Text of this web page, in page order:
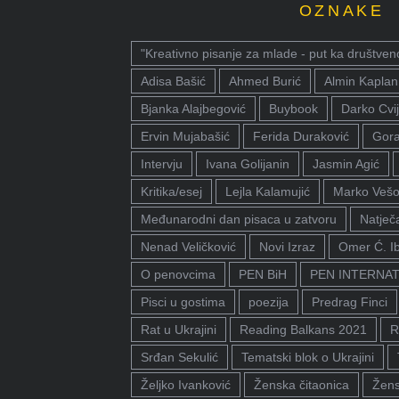
OZNAKE
"Kreativno pisanje za mlade - put ka
Adisa Bašić
Ahmed Burić
Almin Kaplan
Bjanka Alajbegović
Buybook
Darko
Ervin Mujabašić
Ferida Duraković
Intervju
Ivana Golijanin
Jasmin Agić
Kritika/esej
Lejla Kalamujić
Marko
Međunarodni dan pisaca u zatvoru
Nenad Veličković
Novi Izraz
Omer Ć.
O penovcima
PEN BiH
PEN
Pisci u gostima
poezija
Predrag Finci
Rat u Ukrajini
Reading Balkans 2021
Srđan Sekulić
Tematski blok o Ukrajini
Željko Ivanković
Ženska čitaonica